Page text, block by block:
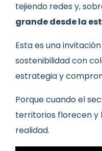
tejiendo redes y,
grande desde la
Esta es una
sostenibilidad con
estrategia y
Porque cuando el
territorios florecen y
realidad.